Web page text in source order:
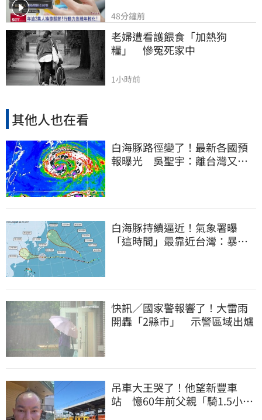
48分鐘前
老婦遭看護餵食「加熱狗
糧」　慘冤死家中
1小時前
其他人也在看
白海豚路徑變了！最新各國預
報曝光 吳聖宇：離台灣又更
白海豚持續逼近！氣象署曝
「這時間」最靠近台灣：暴風
快訊／國家警報響了！大雷雨
開轟「2縣市」 示警區域出爐
吊車大王哭了！他望新豐車
站 憶60年前父親「騎1.5小時